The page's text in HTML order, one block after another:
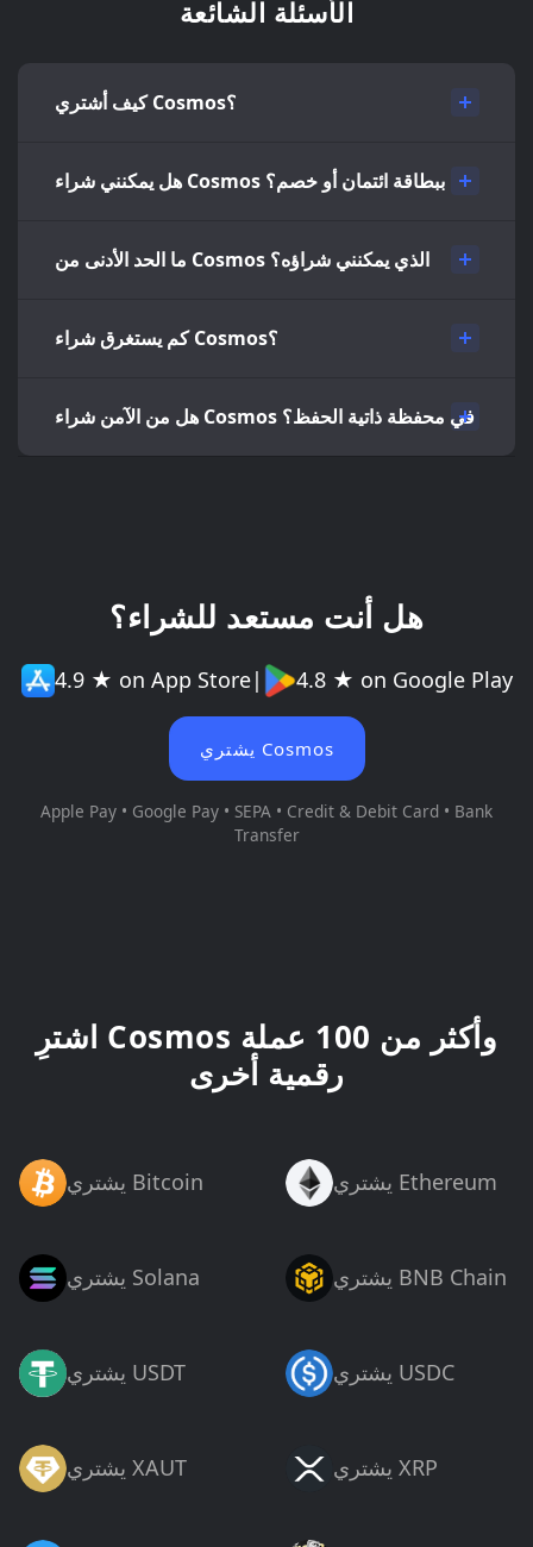
الأسئلة الشائعة
كيف أشتري Cosmos؟
هل يمكنني شراء Cosmos ببطاقة ائتمان أو خصم؟
ما الحد الأدنى من Cosmos الذي يمكنني شراؤه؟
كم يستغرق شراء Cosmos؟
هل من الآمن شراء Cosmos في محفظة ذاتية الحفظ؟
هل أنت مستعد للشراء؟
4.9 ★ on App Store| 4.8 ★ on Google Play
يشتري Cosmos
Apple Pay • Google Pay • SEPA • Credit & Debit Card • Bank
Transfer
اشترِ Cosmos وأكثر من 100 عملة
رقمية أخرى
يشتري Bitcoin يشتري Ethereum
يشتري Solana يشتري BNB Chain
يشتري USDT يشتري USDC
يشتري XAUT يشتري XRP